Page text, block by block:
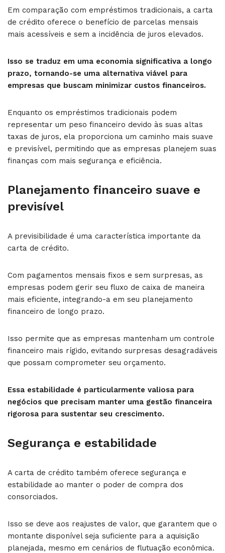
Em comparação com empréstimos tradicionais, a carta
de crédito oferece o benefício de parcelas mensais
mais acessíveis e sem a incidência de juros elevados.
Isso se traduz em uma economia significativa a longo
prazo, tornando-se uma alternativa viável para
empresas que buscam minimizar custos financeiros.
Enquanto os empréstimos tradicionais podem
representar um peso financeiro devido às suas altas
taxas de juros, ela proporciona um caminho mais suave
e previsível, permitindo que as empresas planejem suas
finanças com mais segurança e eficiência.
Planejamento financeiro suave e
previsível
A previsibilidade é uma característica importante da
carta de crédito.
Com pagamentos mensais fixos e sem surpresas, as
empresas podem gerir seu fluxo de caixa de maneira
mais eficiente, integrando-a em seu planejamento
financeiro de longo prazo.
Isso permite que as empresas mantenham um controle
financeiro mais rígido, evitando surpresas desagradáveis
que possam comprometer seu orçamento.
Essa estabilidade é particularmente valiosa para
negócios que precisam manter uma gestão financeira
rigorosa para sustentar seu crescimento.
Segurança e estabilidade
A carta de crédito também oferece segurança e
estabilidade ao manter o poder de compra dos
consorciados.
Isso se deve aos reajustes de valor, que garantem que o
montante disponível seja suficiente para a aquisição
planejada, mesmo em cenários de flutuação econômica.